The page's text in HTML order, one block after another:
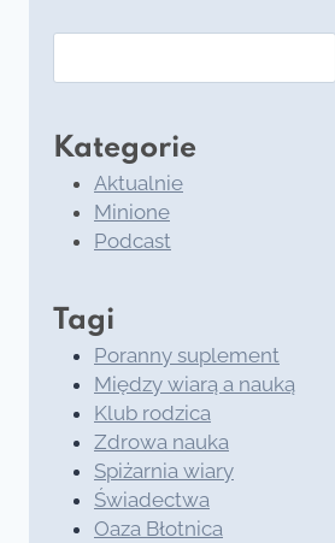
Kategorie
Aktualnie
Minione
Podcast
Tagi
Poranny suplement
Między wiarą a nauką
Klub rodzica
Zdrowa nauka
Spiżarnia wiary
Świadectwa
Oaza Błotnica